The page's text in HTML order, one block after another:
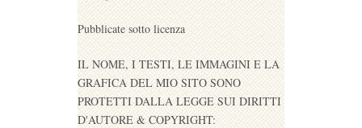
Pubblicate sotto licenza
IL NOME, I TESTI, LE IMMAGINI E LA
GRAFICA DEL MIO SITO SONO
PROTETTI DALLA LEGGE SUI DIRITTI
D'AUTORE & COPYRIGHT: